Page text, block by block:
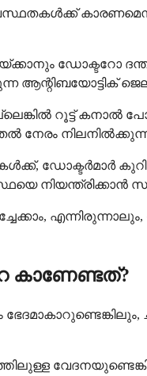
ഡോക്ടറോ
ആന്റിബയോട്ടിക്
റൂട്ട്
നേരം
ഡോക്ടർമാർ
കാണേണ്ടത്?